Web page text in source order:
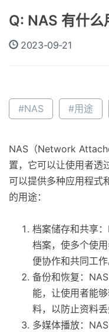
Q: NAS 有什么
2023-09-21
#NAS #用途
NAS（Network
置，它可以让使用者透
可以提供多种应用程式
的用途：
档案储存和共享
档案，使多个使
便协作和共同工作
备份和恢复：
能，让使用者能
料，以防止资料丢
多媒体播放：